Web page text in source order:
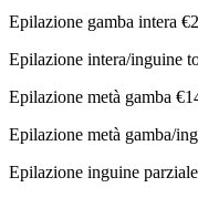
Epilazione gamba intera
Epilazione intera/inguine
Epilazione metà gamba
Epilazione metà gamba/
Epilazione inguine